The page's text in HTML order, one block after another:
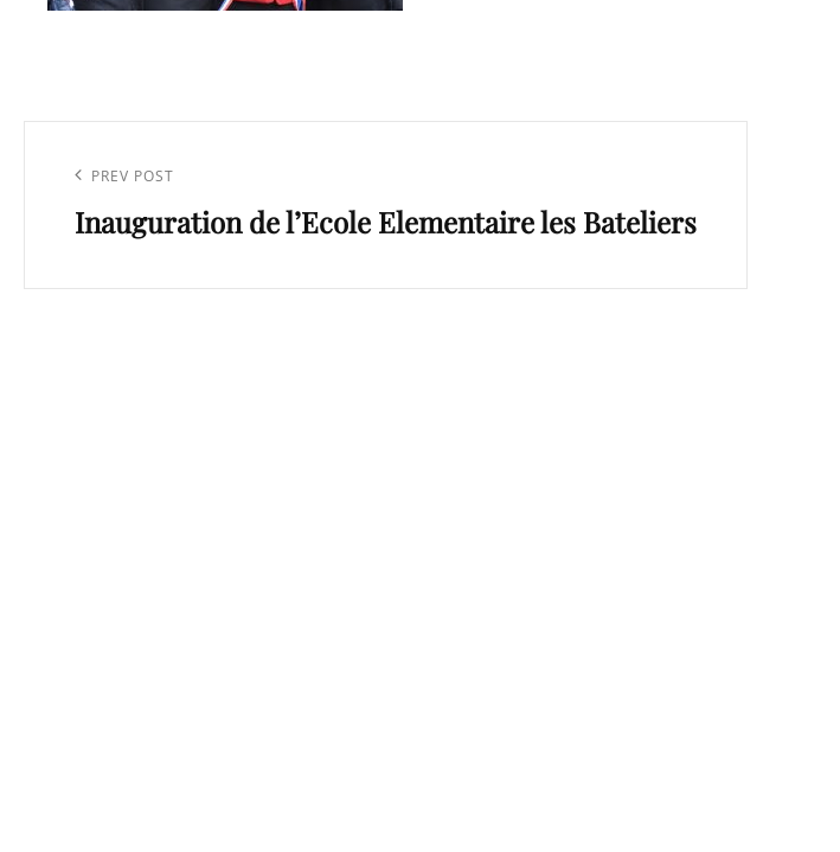
l’article
Previous
Post
PREV POST
Inauguration de l’Ecole Elementaire les Bateliers